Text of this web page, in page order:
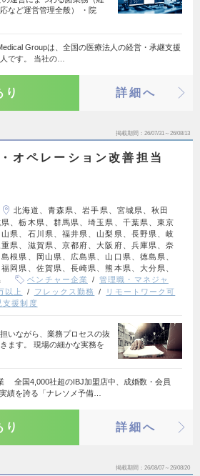
など運営管理全般） ・院
Groupは、全国の医療法人の経営・承継支援
です。 当社の…
り 詳細へ
掲載期間 26/07/31～26/08/13
オペレーション改善担当
北海道、青森県、岩手県、宮城県、秋田
、栃木県、群馬県、埼玉県、千葉県、東京
県、石川県、福井県、山梨県、長野県、岐
県、滋賀県、京都府、大阪府、兵庫県、奈
根県、岡山県、広島県、山口県、徳島県、
岡県、佐賀県、長崎県、熊本県、大分県、
ベンチャー企業
管理職・マネジャ
以上 フレックス勤務
リモートワーク可
支援制度
いながら、業務プロセスの抜
ます。 現場の細かな実務を
全国4,000社超のIBJ加盟店中、成婚数・会員
績を誇る「ナレソメ予備…
り 詳細へ
掲載期間 26/08/07～26/08/20